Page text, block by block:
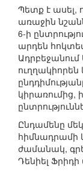
Պետք է
առաջին
6-ի
արդեն
կիրառումից,
Ընդամենը
հիմնադրամի
ժամանակ,
Դենիել